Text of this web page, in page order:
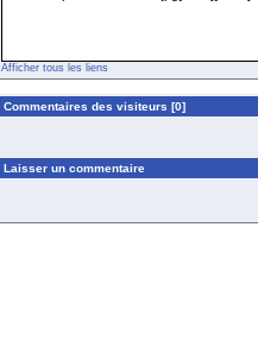
Afficher tous les liens
Commentaires des visiteurs [0]
Laisser un commentaire